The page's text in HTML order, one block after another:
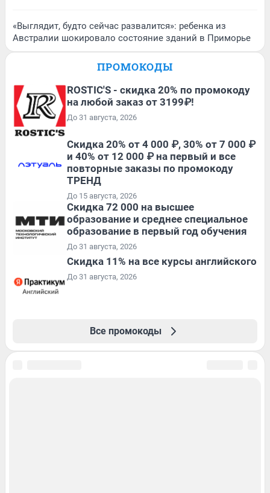
«Выглядит, будто сейчас развалится»: ребенка из
Австралии шокировало состояние зданий в Приморье
ПРОМОКОДЫ
ROSTIC'S - скидка 20% по промокоду
на любой заказ от 3199₽!
До 31 августа, 2026
Скидка 20% от 4 000 ₽, 30% от 7 000 ₽
и 40% от 12 000 ₽ на первый и все
повторные заказы по промокоду
ТРЕНД
До 15 августа, 2026
Скидка 72 000 на высшее
образование и среднее специальное
образование в первый год обучения
До 31 августа, 2026
Скидка 11% на все курсы английского
До 31 августа, 2026
Все промокоды